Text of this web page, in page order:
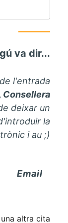
va dir...
l'entrada
Consellera
deixar un
la
i au ;)
Email
altra cita